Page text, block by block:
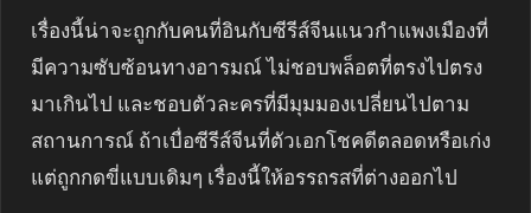
เรื่องนี้น่าจะถูกกับคนที่อินกับซีรีส์จีนแนวกำแพงเมืองที่
มีความซับซ้อนทางอารมณ์ ไม่ชอบพล็อตที่ตรงไปตรง
มาเกินไป และชอบตัวละครที่มีมุมมองเปลี่ยนไปตาม
สถานการณ์ ถ้าเบื่อซีรีส์จีนที่ตัวเอกโชคดีตลอดหรือเก่ง
แต่ถูกกดขี่แบบเดิมๆ เรื่องนี้ให้อรรถรสที่ต่างออกไป